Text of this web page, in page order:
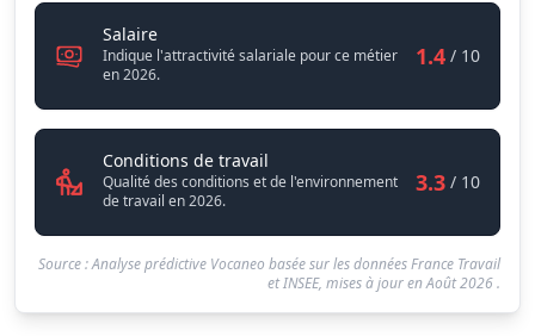
SalaireAgent / Agente de piste
Indique l'attractivité salariale pour ce métier
en 2026.
1.4 / 10
Conditions de travail
Qualité des conditions et de l'environnement
de travail en 2026.
3.3 / 10
Source : Analyse prédictive Vocaneo basée sur les données France Travail
et INSEE, mises à jour enAoût 2026.